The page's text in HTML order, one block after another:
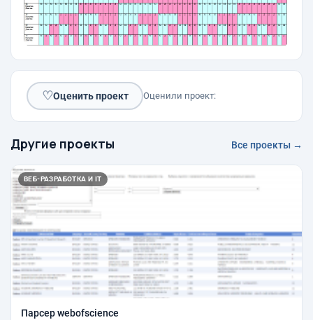
♡Оценить проект Оценили проект:
Другие проекты Все проекты →
ВЕБ-РАЗРАБОТКА И IT
Парсер webofscience